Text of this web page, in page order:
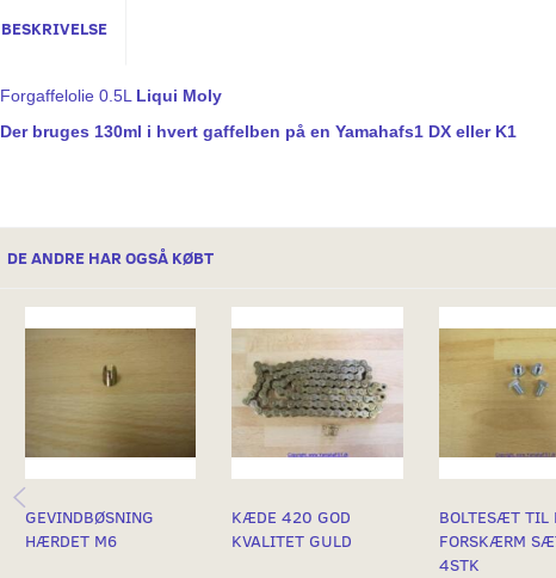
BESKRIVELSE
Forgaffelolie 0.5L Liqui Moly
Der bruges 130ml i hvert gaffelben på en Yamahafs1 DX eller K1
DE ANDRE HAR OGSÅ KØBT
GEVINDBØSNING
HÆRDET M6
KÆDE 420 GOD
KVALITET GULD
BOLTESÆT TIL
FORSKÆRM
4STK